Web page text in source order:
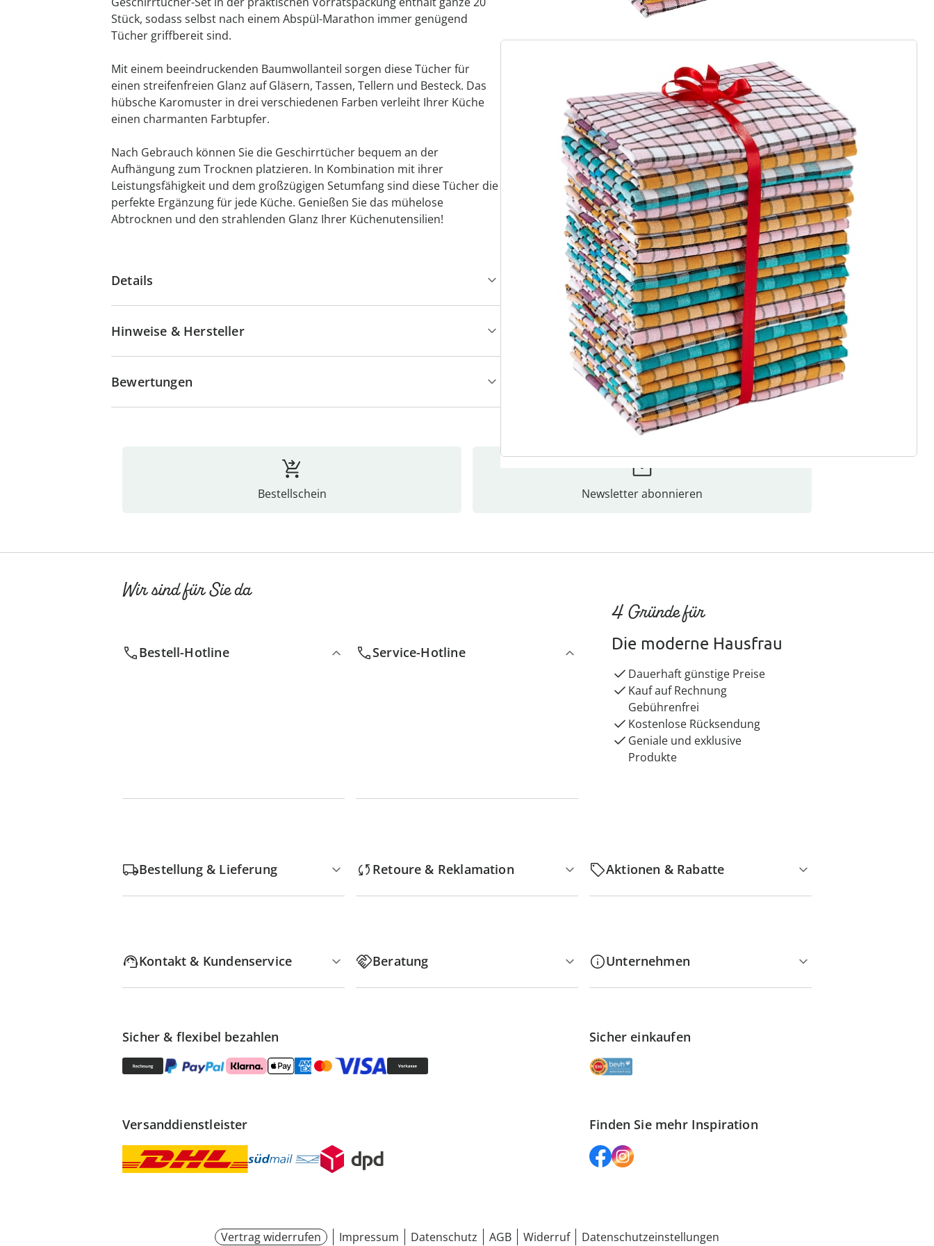
Stück, sodass selbst nach einem Abspül-Marathon immer genügend
Tücher griffbereit sind.
Mit einem beeindruckenden Baumwollanteil sorgen diese Tücher für
einen streifenfreien Glanz auf Gläsern, Tassen, Tellern und Besteck. Das
hübsche Karomuster in drei verschiedenen Farben verleiht Ihrer Küche
einen charmanten Farbtupfer.
Nach Gebrauch können Sie die Geschirrtücher bequem an der
Aufhängung zum Trocknen platzieren. In Kombination mit ihrer
Leistungsfähigkeit und dem großzügigen Setumfang sind diese Tücher die
perfekte Ergänzung für jede Küche. Genießen Sie das mühelose
Abtrocknen und den strahlenden Glanz Ihrer Küchenutensilien!
Details
Hinweise & Hersteller
Bewertungen
Bestellschein Newsletter abonnieren
Wir sind für Sie da
Bestell-Hotline Service-Hotline
4 Gründe für
Die moderne Hausfrau
Dauerhaft günstige Preise
Kauf auf Rechnung
Gebührenfrei
Kostenlose Rücksendung
Geniale und exklusive
Produkte
Bestellung & Lieferung Retoure & Reklamation Aktionen & Rabatte
Kontakt & Kundenservice Beratung Unternehmen
Sicher & flexibel bezahlen Sicher einkaufen
Versanddienstleister Finden Sie mehr Inspiration
Vertrag widerrufen Impressum Datenschutz AGB Widerruf Datenschutzeinstellungen